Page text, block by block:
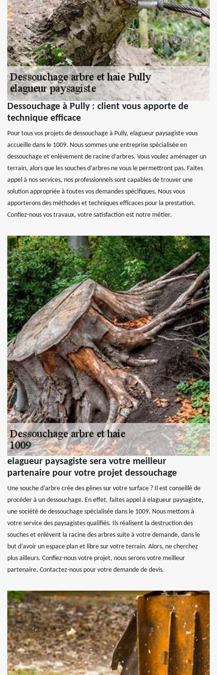
Dessouchage à Pully : client vous apporte de
technique efficace
Pour tous vos projets de dessouchage à Pully, elagueur paysagiste vous
accueille dans le 1009. Nous sommes une entreprise spécialisée en
dessouchage et enlèvement de racine d’arbres. Vous voulez aménager un
terrain, alors que les souches d’arbres ne vous le permettront pas. Faites
appel à nos services, nos professionnels sont capables de trouver une
solution appropriée à toutes vos demandes spécifiques. Nous vous
apporterons des méthodes et techniques efficaces pour la prestation.
Confiez-nous vos travaux, votre satisfaction est notre métier.
elagueur paysagiste sera votre meilleur
partenaire pour votre projet dessouchage
Une souche d’arbre crée des gênes sur votre surface ? Il est conseillé de
procéder à un dessouchage. En effet, faites appel à elagueur paysagiste,
une société de dessouchage spécialisée dans le 1009. Nous mettons à
votre service des paysagistes qualifiés. Ils réalisent la destruction des
souches et enlèvent la racine des arbres suite à votre demande, dans le
but d’avoir un espace plan et libre sur votre terrain. Alors, ne cherchez
plus ailleurs. Confiez-nous votre projet, nous serons votre meilleur
partenaire. Contactez-nous pour votre demande de devis.